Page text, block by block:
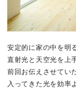
安定的に家の中を明
直射光と天空光を上
前回お伝えさせてい
入ってきた光を効率